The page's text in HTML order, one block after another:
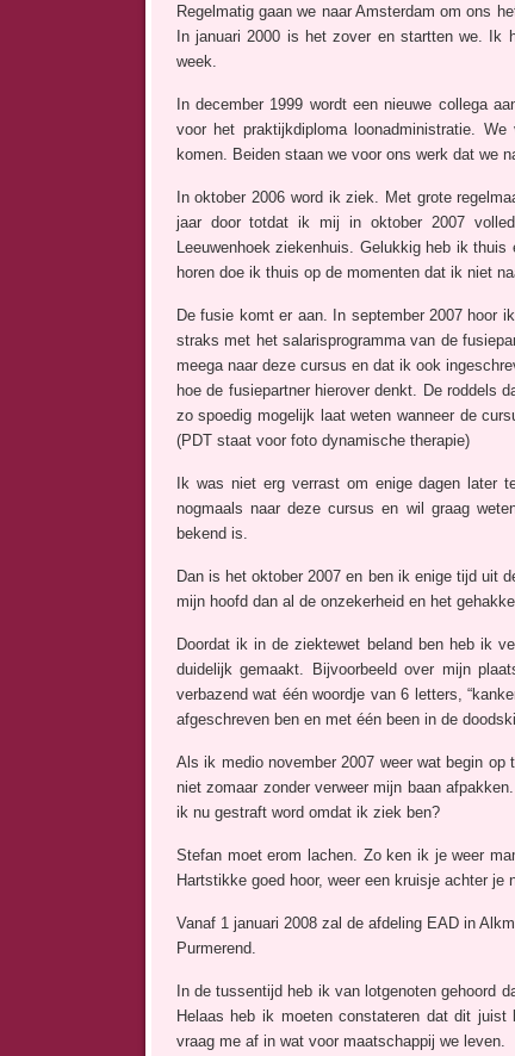
Regelmatig gaan we naar Amsterdam om ons
In januari 2000 is het zover en startten we. Ik
week.
In december 1999 wordt een nieuwe collega
voor het praktijkdiploma loonadministratie.
komen. Beiden staan we voor ons werk dat we
In oktober 2006 word ik ziek. Met grote
jaar door totdat ik mij in oktober 2007
Leeuwenhoek ziekenhuis. Gelukkig heb ik
horen doe ik thuis op de momenten dat ik niet
De fusie komt er aan. In september 2007 hoor
straks met het salarisprogramma van de
meega naar deze cursus en dat ik ook
hoe de fusiepartner hierover denkt. De roddels
zo spoedig mogelijk laat weten wanneer de
(PDT staat voor foto dynamische therapie)
Ik was niet erg verrast om enige dagen later
nogmaals naar deze cursus en wil graag
bekend is.
Dan is het oktober 2007 en ben ik enige tijd uit
mijn hoofd dan al de onzekerheid en het
Doordat ik in de ziektewet beland ben heb ik
duidelijk gemaakt. Bijvoorbeeld over mijn
verbazend wat één woordje van 6 letters,
afgeschreven ben en met één been in de
Als ik medio november 2007 weer wat begin
niet zomaar zonder verweer mijn baan
ik nu gestraft word omdat ik ziek ben?
Stefan moet erom lachen. Zo ken ik je weer
Hartstikke goed hoor, weer een kruisje achter je
Vanaf 1 januari 2008 zal de afdeling EAD in
Purmerend.
In de tussentijd heb ik van lotgenoten gehoord
Helaas heb ik moeten constateren dat dit
vraag me af in wat voor maatschappij we leven.